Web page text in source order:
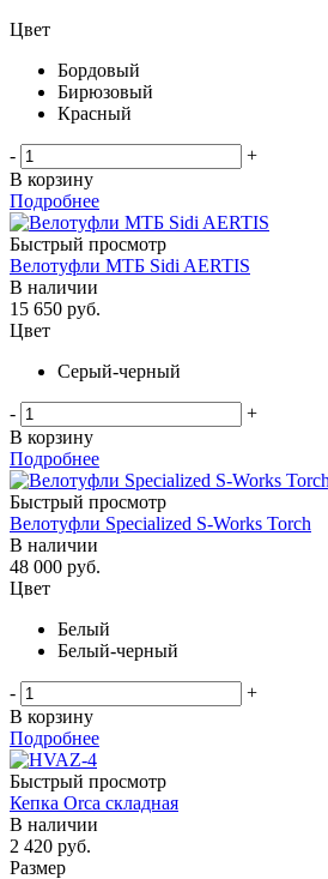
Цвет
Бордовый
Бирюзовый
Красный
-
+
В корзину
Подробнее
Быстрый просмотр
Велотуфли МТБ Sidi AERTIS
В наличии
15 650 руб.
Цвет
Серый-черный
-
+
В корзину
Подробнее
Быстрый просмотр
Велотуфли Specialized S-Works Torch
В наличии
48 000 руб.
Цвет
Белый
Белый-черный
-
+
В корзину
Подробнее
Быстрый просмотр
Кепка Orca складная
В наличии
2 420 руб.
Размер